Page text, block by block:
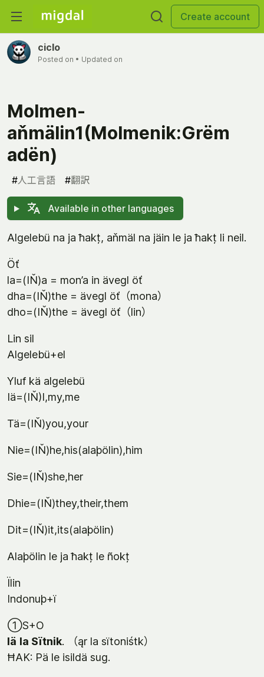
Create account
ciclo
Posted on • Updated on
Molmen-
aňmälin1(Molmenik:Grëm
adën)
#人工言語 #翻訳
Available in other languages
Algelebü na ja ħakț, aňmäl na jäin le ja ħakț li neil.
Öť
la=(IŇ)a = mon’a in ävegl öť
dha=(IŇ)the = ävegl öť（mona）
dho=(IŇ)the = ävegl öť（lin）
Lin sil
Algelebü+el
Yluf kä algelebü
Iä=(IŇ)I,my,me
Tä=(IŇ)you,your
Nie=(IŇ)he,his(alaþölin),him
Sie=(IŇ)she,her
Dhie=(IŇ)they,their,them
Dit=(IŇ)it,its(alaþölin)
Alaþölin le ja ħakț le ñokț
Ïlin
Indonuþ+ï
①S+O
Iä la Sïtnik. （ąr la sïtoniśtk）
ĦAK: Pä le isildä sug.